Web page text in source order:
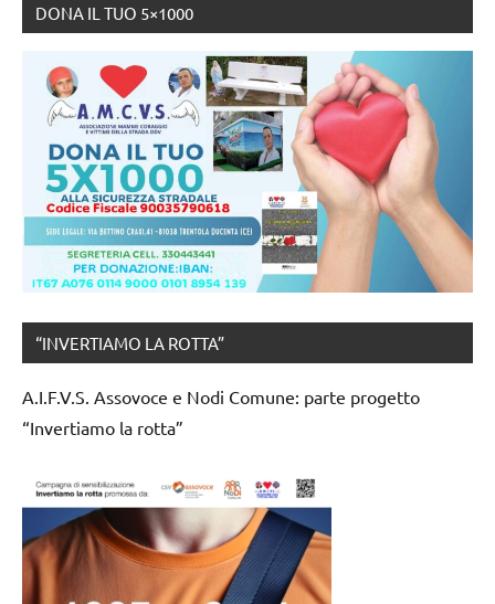
DONA IL TUO 5×1000
“INVERTIAMO LA ROTTA”
A.I.F.V.S. Assovoce e Nodi Comune: parte progetto
“Invertiamo la rotta”